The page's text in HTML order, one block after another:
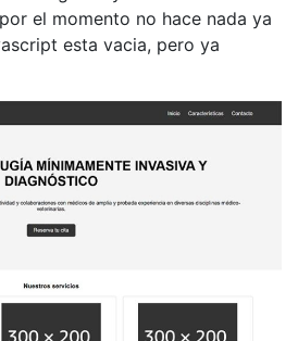
el momento no hace nada ya
esta vacia, pero ya